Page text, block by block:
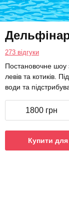
273 відгуки
Постановочне шоу
левів та котиків.
води та
1800 грн
Купити